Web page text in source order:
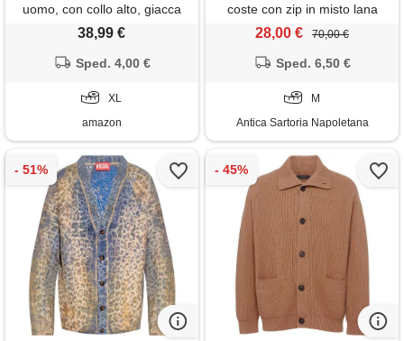
uomo, con collo alto, giacca
casual, maglione, in maglia a
mare, xl
38,99 €
Sped. 4,00 €
XL
amazon
coste con zip in misto lana
28,00 € 70,00 €
Sped. 6,50 €
M
Antica Sartoria Napoletana